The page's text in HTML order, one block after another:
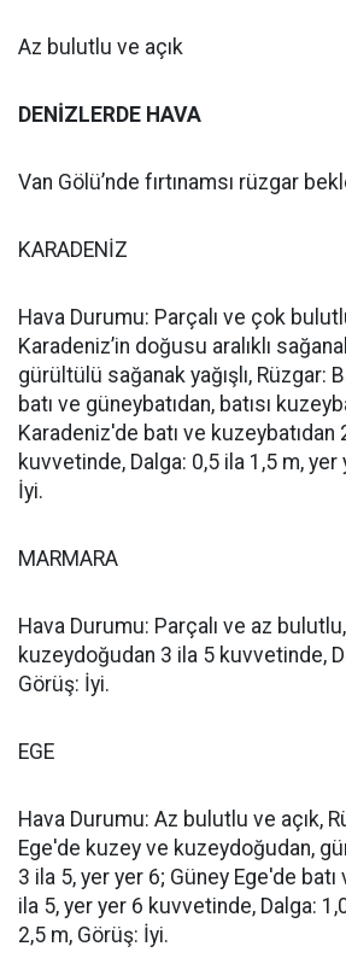
Az bulutlu ve açık
DENİZLERDE HAVA
Van Gölü’nde fırtınamsı rüzgar
KARADENİZ
Hava Durumu: Parçalı ve çok
Karadeniz’in doğusu aralıklı
gürültülü sağanak yağışlı, Rüzgar:
batı ve güneybatıdan, batısı
Karadeniz'de batı ve kuzeybatıdan
kuvvetinde, Dalga: 0,5 ila 1,5 m, yer
İyi.
MARMARA
Hava Durumu: Parçalı ve az
kuzeydoğudan 3 ila 5 kuvvetinde,
Görüş: İyi.
EGE
Hava Durumu: Az bulutlu ve açık,
Ege'de kuzey ve kuzeydoğudan,
3 ila 5, yer yer 6; Güney Ege'de batı
ila 5, yer yer 6 kuvvetinde, Dalga:
2,5 m, Görüş: İyi.